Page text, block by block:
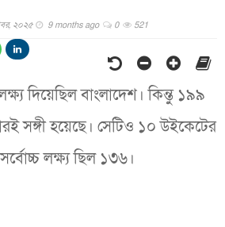
২০২৫ 9 months ago 0 521
দিয়েছিল বাংলাদেশ। কিন্তু ১৯৯
সঙ্গী হয়েছে। সেটিও ১০ উইকেটের
লক্ষ্য ছিল ১৩৬।